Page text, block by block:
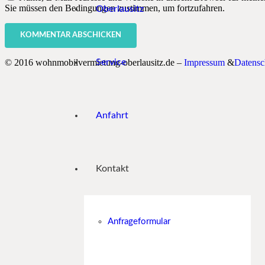
Oberlausitz
Service
Anfahrt
Kontakt
Anfrageformular
Sie müssen den Bedingungen zustimmen, um fortzufahren.
KOMMENTAR ABSCHICKEN
© 2016 wohnmobilvermietung-oberlausitz.de – Impressum &